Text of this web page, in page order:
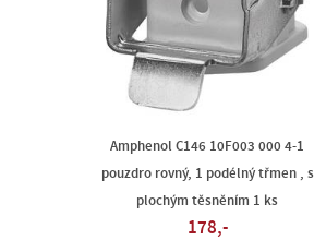
Amphenol C146 10F003 000 4-1
pouzdro rovný, 1 podélný třmen , s
plochým těsněním 1 ks
178,-